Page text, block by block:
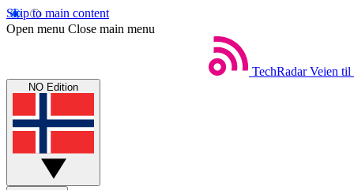
Skip to main content
Open menu Close main menu
TechRadar Veien til
NO Edition